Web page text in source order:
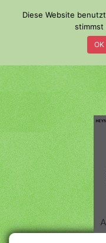
o
m
a
i
n
c
o
n
t
e
n
t
Diese Website
stimmst
OK